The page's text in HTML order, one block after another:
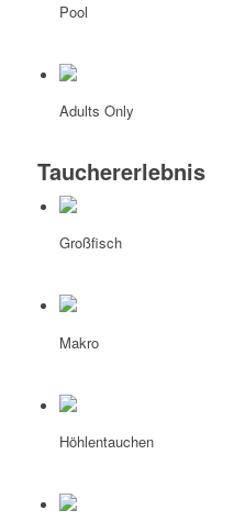
Pool
Adults Only
Tauchererlebnis
Großfisch
Makro
Höhlentauchen